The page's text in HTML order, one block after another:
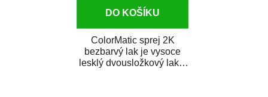
DO KOŠÍKU
ColorMatic sprej 2K
bezbarvý lak je vysoce
lesklý dvousložkový lak s